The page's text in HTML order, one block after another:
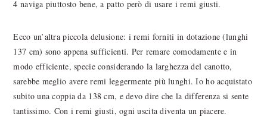
4 naviga piuttosto bene, a patto però di usare i remi giusti.
Ecco un’altra piccola delusione: i remi forniti in dotazione (lunghi
137 cm) sono appena sufficienti. Per remare comodamente e in
modo efficiente, specie considerando la larghezza del canotto,
sarebbe meglio avere remi leggermente più lunghi. Io ho acquistato
subito una coppia da 138 cm, e devo dire che la differenza si sente
tantissimo. Con i remi giusti, ogni uscita diventa un piacere.